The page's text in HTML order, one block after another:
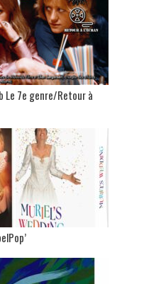
Le 7e genre/Retour à